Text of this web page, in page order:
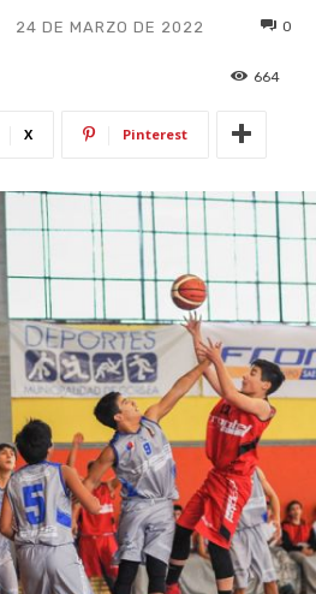
24 DE MARZO DE 2022 0
664
X Pinterest